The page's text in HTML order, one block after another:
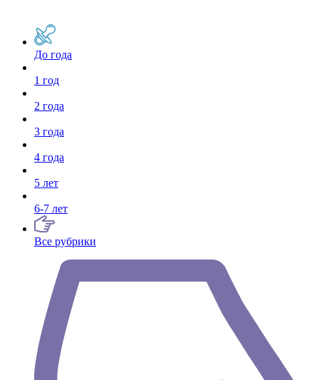
До года
1 год
2 года
3 года
4 года
5 лет
6-7 лет
Все рубрики